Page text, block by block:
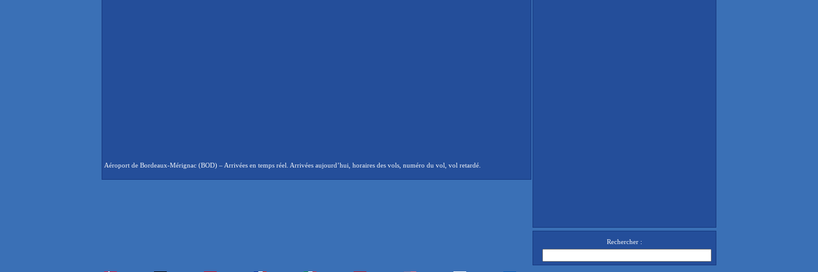
Aéroport de Bordeaux-Mérignac (BOD) – Arrivées en temps réel. Arrivées aujourd’hui, horaires des vols, numéro du vol, vol retardé.
Rechercher :